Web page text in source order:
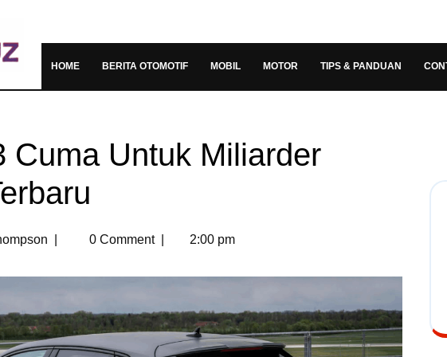
HOME BERITA OTOMOTIF MOBIL MOTOR TIPS & PANDUAN
Cuma Untuk Miliarder
0 Comment 2:00 pm